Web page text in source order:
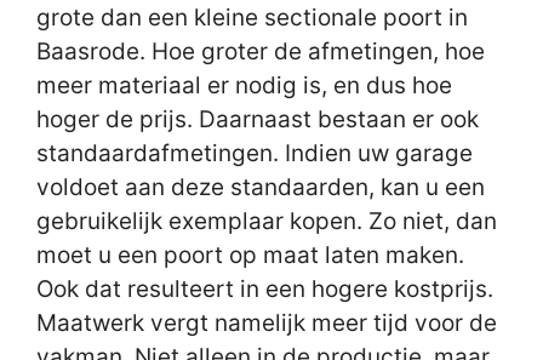
grote dan een kleine sectionale poort in
Baasrode. Hoe groter de afmetingen, hoe
meer materiaal er nodig is, en dus hoe
hoger de prijs. Daarnaast bestaan er ook
standaardafmetingen. Indien uw garage
voldoet aan deze standaarden, kan u een
gebruikelijk exemplaar kopen. Zo niet, dan
moet u een poort op maat laten maken.
Ook dat resulteert in een hogere kostprijs.
Maatwerk vergt namelijk meer tijd voor de